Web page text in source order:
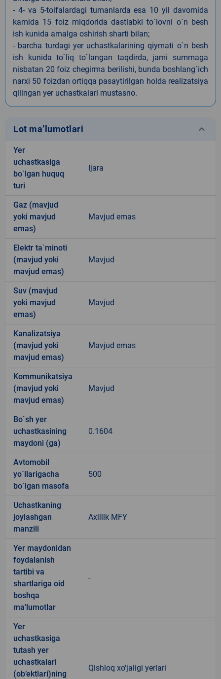
- 4- va 5-toifalardagi tumanlarda esa 10 yil davomida
kamida 15 foiz miqdorida dastlabki to`lovni o`n besh
ish kunida amalga oshirish sharti bilan;
- barcha turdagi yer uchastkalarining qiymati o`n besh
ish kunida to`liq to`langan taqdirda, jami summaga
nisbatan 20 foiz chegirma berilishi, bunda boshlang`ich
narxi 50 foizdan ortiqqa pasaytirilgan holda realizatsiya
qilingan yer uchastkalari mustasno.
Lot ma’lumotlari keyboard_arrow_down
Yer
uchastkasiga
bo`lgan huquq
turi
Ijara
Gaz (mavjud
yoki mavjud
emas)
Mavjud emas
Elektr ta`minoti
(mavjud yoki
mavjud emas)
Mavjud
Suv (mavjud
yoki mavjud
emas)
Mavjud
Kanalizatsiya
(mavjud yoki
mavjud emas)
Mavjud emas
Kommunikatsiya
(mavjud yoki
mavjud emas)
Mavjud
Bo`sh yer
uchastkasining
maydoni (ga)
0.1604
Avtomobil
yo`llarigacha
bo`lgan masofa
500
Uchastkaning
joylashgan
manzili
Axillik MFY
Yer maydonidan
foydalanish
tartibi va
shartlariga oid
boshqa
ma’lumotlar
-
Yer
uchastkasiga
tutash yer
uchastkalari
(ob’ektlari)ning
Qishloq xo'jaligi yerlari